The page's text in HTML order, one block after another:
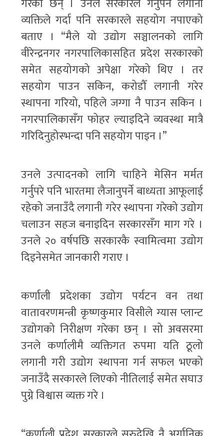
व्यक्तिले गर्दा पनि सरकारले सहयोग नपाएको
बताए । “मैले यो उद्योग सञ्चालनको लागि
वीरेन्द्रनगर नगरपालिकासहित प्रदेश सरकारको
समेत सहयोगको अपेक्षा गरेको थिए । तर
सहयोग पाउन सकिन, करोडौँ लगानी गरेर
स्थापना गरियो, पहिले जग्गा नै पाउन सकिन ।
नगरपालिकासँग फोहर ल्याइदिने व्यवस्था मात्रै
गरिदिनुहोस्भन्दा पनि सहयोग पाइन ।”
उनले उत्पादनको लागि चाहिने मेसिन मर्मत
गर्नुपरे पनि भारतमा लैजानुपर्ने बाध्यता आफूलाई
रहेको जनाउँदै लगानी गरेर स्थापना गरेको उद्योग
चलाउन सहज बनाइदिन सरकारसँग माग गरे ।
उनले २० वर्षपछि सरकारकै स्वामित्वमा उद्योग
दिइनेसमेत जानकारी गराए ।
कर्णाली प्रदेशका उद्योग पर्यटन वन तथा
वातावरणमन्त्री कृष्णकुमार विसीले ग्यास प्लान्ट
उद्योगको निरीक्षण गरेका छन् । सो अवसरमा
उनले कर्णालीमै व्यक्तिगत रुपमा यति ठूलो
लगानी गरी उद्योग स्थापना गर्न सफल भएको
जनाउँदै सरकारले लिएको नीतिलाई समेत सघाउ
पुग्ने विश्वास व्यक्त गरे ।